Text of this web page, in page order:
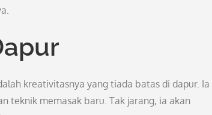
kreativitasnya yang tiada batas di dapur. Ia
teknik memasak baru. Tak jarang, ia akan